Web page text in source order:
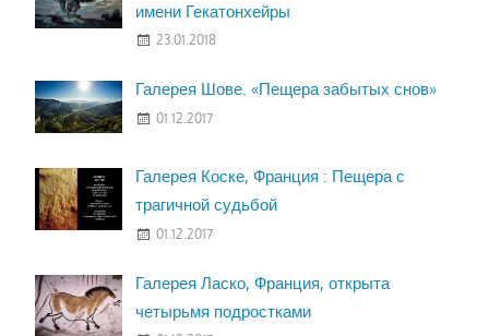
имени Гекатонхейры
23.01.2018
Галерея Шове. «Пещера забытых снов»
01.12.2017
Галерея Коске, Франция : Пещера с
трагичной судьбой
01.12.2017
Галерея Ласко, Франция, открыта
четырьмя подростками